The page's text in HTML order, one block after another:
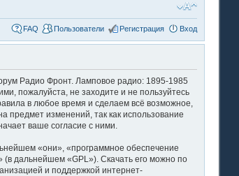
FAQ Пользователи Регистрация Вход
Радио Фронт. Ламповое радио: 1895-1985
пожалуйста, не заходите и не пользуйтесь
в любое время и сделаем всё возможное,
предмет изменений, так как использование
ваше согласие с ними.
«они», «программное обеспечение
(в дальнейшем «GPL»). Скачать его можно по
и поддержкой интернет-